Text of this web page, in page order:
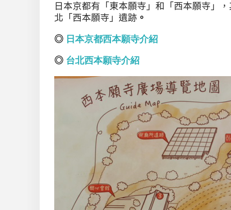
日本京都有「東本願寺」和「西本願寺」
北 「西本願寺」遺跡 。
◎ 日本京都西本願寺介紹
◎ 台北西本願寺介紹